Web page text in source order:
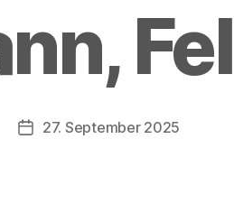
Beitragsdatum
27. September 2025